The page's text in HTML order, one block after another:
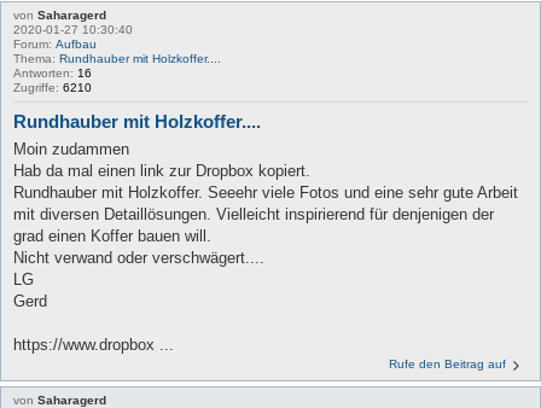
von Saharagerd
2020-01-27 10:30:40
Forum: Aufbau
Thema: Rundhauber mit Holzkoffer....
Antworten: 16
Zugriffe: 6210
Rundhauber mit Holzkoffer....
Moin zudammen
Hab da mal einen link zur Dropbox kopiert.
Rundhauber mit Holzkoffer. Seeehr viele Fotos und eine sehr gute Arbeit
mit diversen Detaillösungen. Vielleicht inspirierend für denjenigen der
grad einen Koffer bauen will.
Nicht verwand oder verschwägert....
LG
Gerd
https://www.dropbox ...
Rufe den Beitrag auf
von Saharagerd